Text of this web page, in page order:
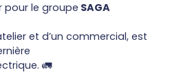
pour le groupe SAGA
et d’un commercial, est
🚛